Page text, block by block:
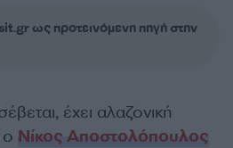
ως προτεινόμενη πηγή στην
έχει αλαζονική
ο Νίκος Αποστολόπουλος